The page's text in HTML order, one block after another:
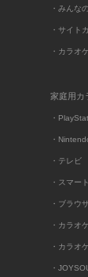
・みんな
・サイト
・カラオ
家庭用カ
・
・
・テレビ
・スマー
・ブラウ
・カラオ
・カラオ
・